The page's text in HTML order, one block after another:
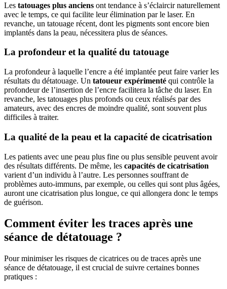
Les tatouages plus anciens ont tendance à s’éclaircir naturellement
avec le temps, ce qui facilite leur élimination par le laser. En
revanche, un tatouage récent, dont les pigments sont encore bien
implantés dans la peau, nécessitera plus de séances.
La profondeur et la qualité du tatouage
La profondeur à laquelle l’encre a été implantée peut faire varier les
résultats du détatouage. Un tatoueur expérimenté qui contrôle la
profondeur de l’insertion de l’encre facilitera la tâche du laser. En
revanche, les tatouages plus profonds ou ceux réalisés par des
amateurs, avec des encres de moindre qualité, sont souvent plus
difficiles à traiter.
La qualité de la peau et la capacité de cicatrisation
Les patients avec une peau plus fine ou plus sensible peuvent avoir
des résultats différents. De même, les capacités de cicatrisation
varient d’un individu à l’autre. Les personnes souffrant de
problèmes auto-immuns, par exemple, ou celles qui sont plus âgées,
auront une cicatrisation plus longue, ce qui allongera donc le temps
de guérison.
Comment éviter les traces après une
séance de détatouage ?
Pour minimiser les risques de cicatrices ou de traces après une
séance de détatouage, il est crucial de suivre certaines bonnes
pratiques :